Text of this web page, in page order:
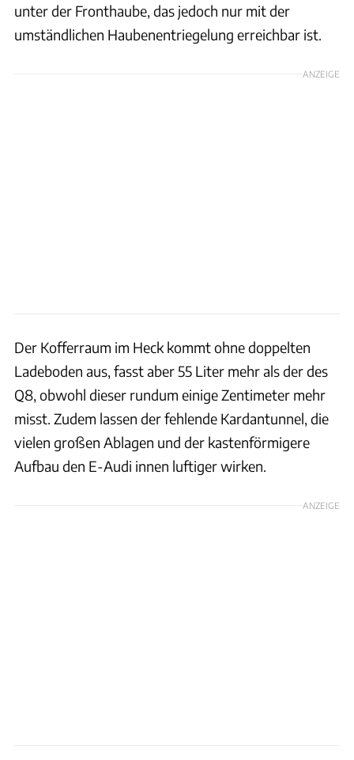
unter der Fronthaube, das jedoch nur mit der
umständlichen Haubenentriegelung erreichbar ist.
ANZEIGE
Der Kofferraum im Heck kommt ohne doppelten
Ladeboden aus, fasst aber 55 Liter mehr als der des
Q8, obwohl dieser rundum einige Zentimeter mehr
misst. Zudem lassen der fehlende Kardantunnel, die
vielen großen Ablagen und der kastenförmigere
Aufbau den E-Audi innen luftiger wirken.
ANZEIGE